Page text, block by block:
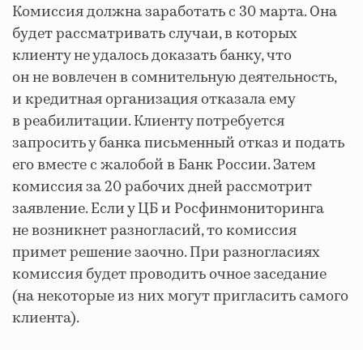
Комиссия должна заработать с 30 марта. Она
будет рассматривать случаи, в которых
клиенту не удалось доказать банку, что
он не вовлечен в сомнительную деятельность,
и кредитная организация отказала ему
в реабилитации. Клиенту потребуется
запросить у банка письменный отказ и подать
его вместе с жалобой в Банк России. Затем
комиссия за 20 рабочих дней рассмотрит
заявление. Если у ЦБ и Росфинмониторинга
не возникнет разногласий, то комиссия
примет решение заочно. При разногласиях
комиссия будет проводить очное заседание
(на некоторые из них могут пригласить самого
клиента).